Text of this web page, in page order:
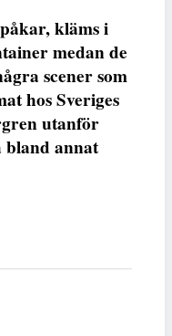
kläms i
medan de
scener som
hos Sveriges
utanför
bland annat